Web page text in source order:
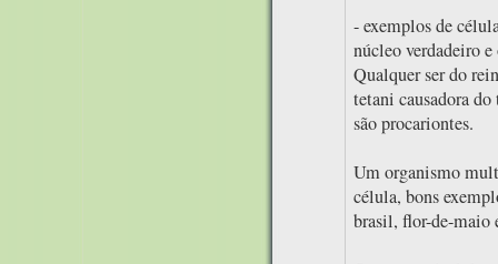
- exemplos de
núcleo verdadeiro
Qualquer ser do
tetani causadora
são procariontes.
Um organismo
célula, bons
brasil, flor-de-maio